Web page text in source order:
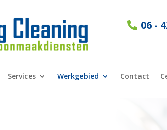
06 -
Services Werkgebied Contact